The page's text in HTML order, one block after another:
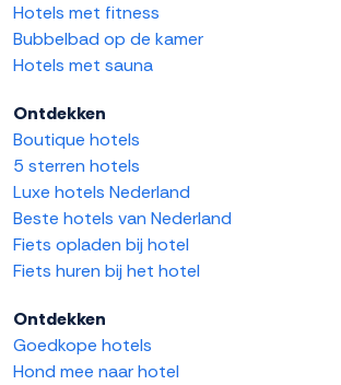
Hotels met fitness
Bubbelbad op de kamer
Hotels met sauna
Ontdekken
Boutique hotels
5 sterren hotels
Luxe hotels Nederland
Beste hotels van Nederland
Fiets opladen bij hotel
Fiets huren bij het hotel
Ontdekken
Goedkope hotels
Hond mee naar hotel